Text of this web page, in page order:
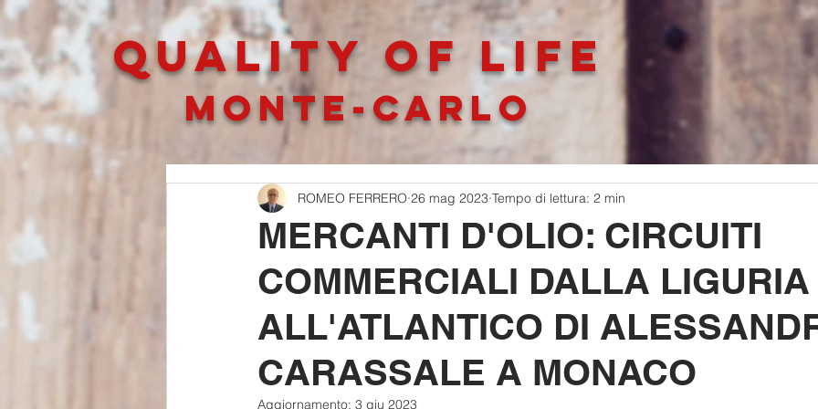
QUALITY OF LIFe
MONTE-CARLO
MERCANTI D'OLIO: CIRCUITI
COMMERCIALI DALLA LIGURIA
ALL'ATLANTICO DI
CARASSALE A MONACO
ROMEO FERRERO 26 mag 2023 Tempo di lettura: 2 min
Aggiornamento: 3 giu 2023